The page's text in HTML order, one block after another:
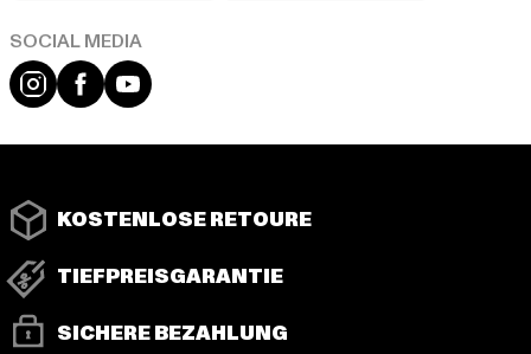
Instagram
FacebookYouTube
KOSTENLOSE RETOURE
TIEFPREISGARANTIE
SICHERE BEZAHLUNG